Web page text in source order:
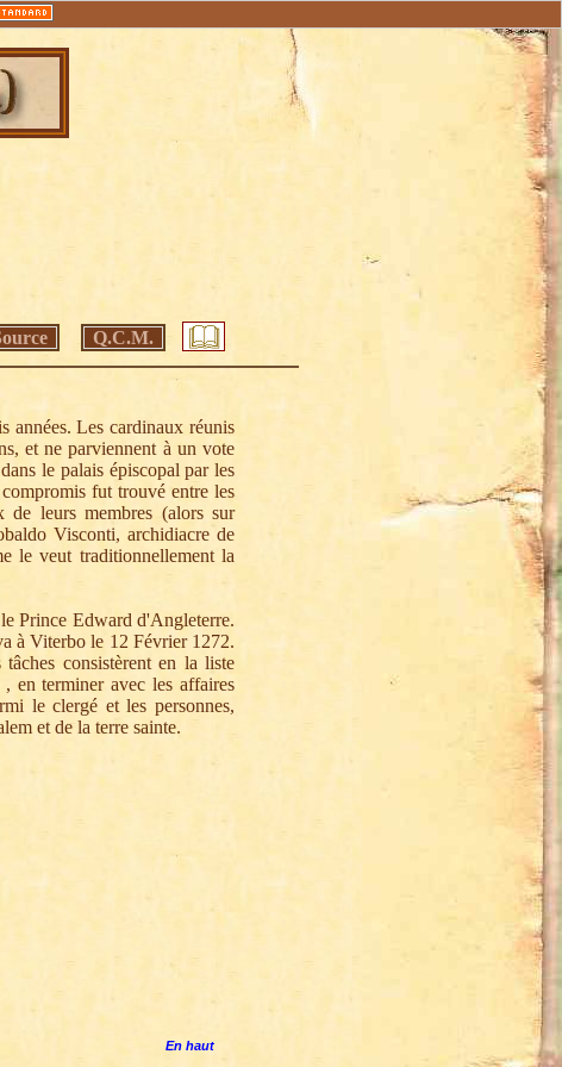
Q.C.M.
années. Les cardinaux réunis
et ne parviennent à un vote
le palais épiscopal par les
fut trouvé entre les
de leurs membres (alors sur
Visconti, archidiacre de
le veut traditionnellement la
Prince Edward d'Angleterre.
à Viterbo le 12 Février 1272.
consistèrent en la liste
en terminer avec les affaires
le clergé et les personnes,
et de la terre sainte.
En haut